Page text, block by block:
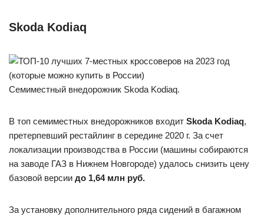
Skoda Kodiaq
Семиместный внедорожник Skoda Kodiaq.
В топ семиместных внедорожников входит Skoda Kodiaq,
претерпевший рестайлинг в середине 2020 г. За счет
локализации производства в России (машины собираются
на заводе ГАЗ в Нижнем Новгороде) удалось снизить цену
базовой версии до 1,64 млн руб.
За установку дополнительного ряда сидений в багажном